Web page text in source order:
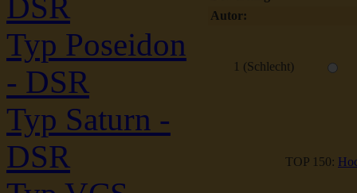
DSR
Typ Poseidon
- DSR
Typ Saturn -
DSR
Autor:
1 (Schlecht)
TOP 150: